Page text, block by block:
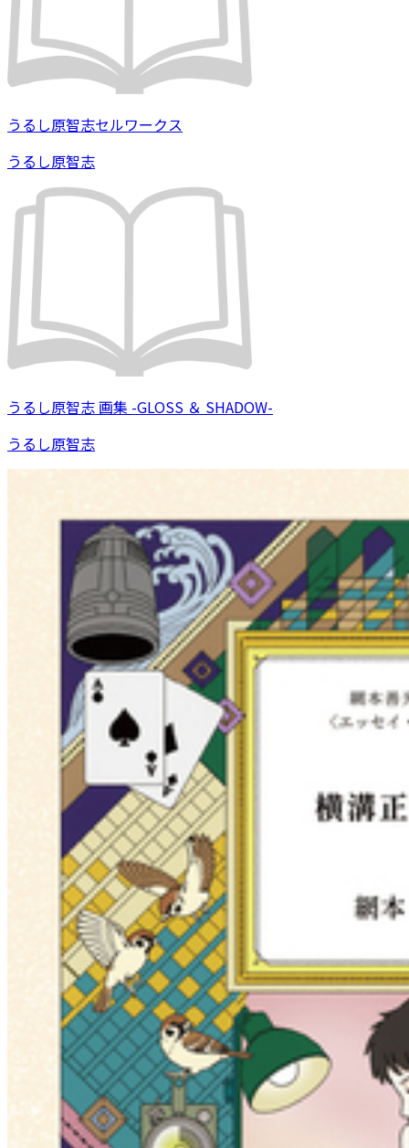
うるし原智志セルワークス
うるし原智志
うるし原智志 画集 -GLOSS ＆ SHADOW-
うるし原智志